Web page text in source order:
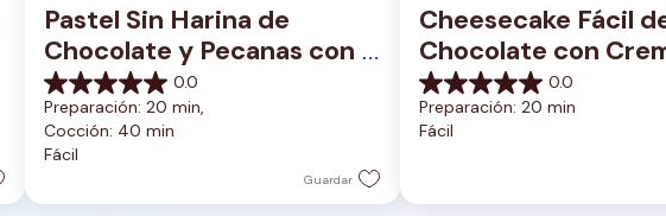
Pastel Sin Harina de
Chocolate y Pecanas con
Glaseado de Albaricoque
0.0
0.0
de
5
estrellas.
Preparación: 20 min,
Cocción: 40 min
Fácil
Guardar
Cheesecake Fácil
Chocolate con
Cacahuate0.0
0.0
de
5
Preparación: 20 min
Fácil